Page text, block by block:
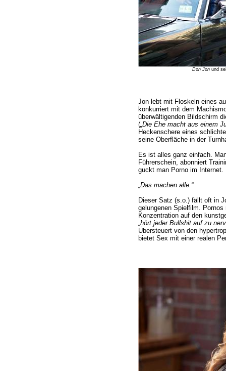
Don Jon und
Jon lebt mit Floskeln eines
konkurriert mit dem
überwältigenden Bildschirm
(„Die Ehe macht aus einem
Heckenschere eines
seine Oberfläche in der
Es ist alles ganz einfach.
Führerschein, abonniert
guckt man Porno im Internet.
„Das machen alle.“
Dieser Satz (s.o.) fällt oft in
gelungenen Spielfilm.
Konzentration auf den
„hört jeder Bullshit auf zu
Übersteuert von den
bietet Sex mit einer realen